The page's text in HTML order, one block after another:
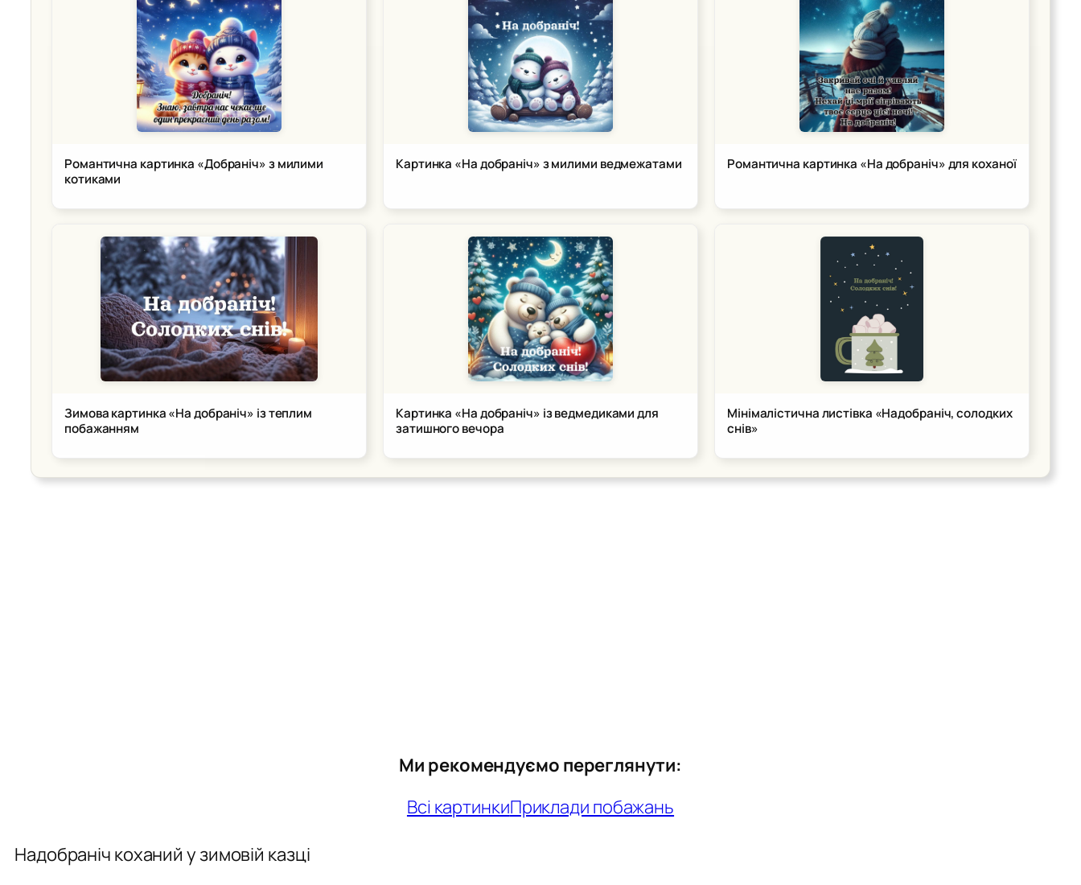
Романтична картинка «Добраніч» з милими
котиками
Картинка «На добраніч» з милими ведмежатами Романтична картинка «На добраніч» для коханої
Зимова картинка «На добраніч» із теплим
побажанням
Картинка «На добраніч» із ведмедиками для
затишного вечора
Мінімалістична листівка «Надобраніч, солодких
снів»
Ми рекомендуємо переглянути:
Всі картинкиПриклади побажань
Надобраніч коханий у зимовій казці